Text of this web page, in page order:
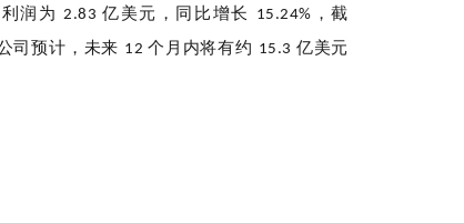
润为 2.83亿美元，同比增长 15.24% ，截
司预计，未来 12个月内将有约 15.3 亿美元